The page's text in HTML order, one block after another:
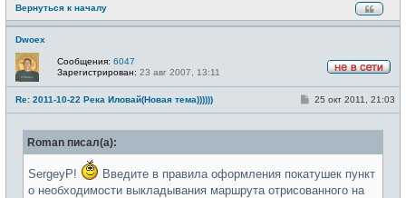
Вернуться к началу
Dwoex
е
в
с
Сообщения: 6047
Зарегистрирован: 23 авг 2007, 13:11
Re: 2011-10-22 Река Иловай(Новая тема))))))
С
б
е
и
25 окт 2011, 21:03
Roman писал(а):
SergeyP!
Введите в правила оформления покатушек пункт
о необходимости выкладывания маршрута отрисованного на